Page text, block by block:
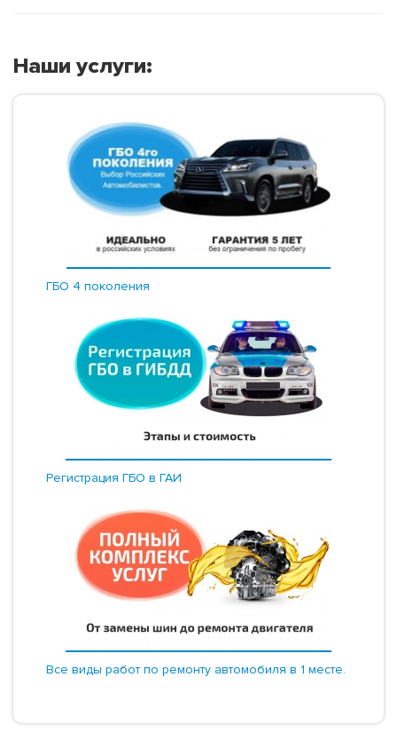
Наши услуги:
ГБО 4 поколения
Регистрация ГБО в ГАИ
Все виды работ по ремонту автомобиля в 1 месте.